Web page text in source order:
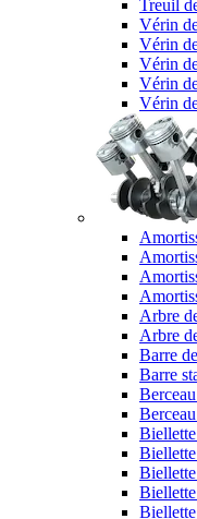
Treuil
Vérin
Vérin
Vérin
Vérin
Vérin
Arbre
Arbre
Barre
Barre